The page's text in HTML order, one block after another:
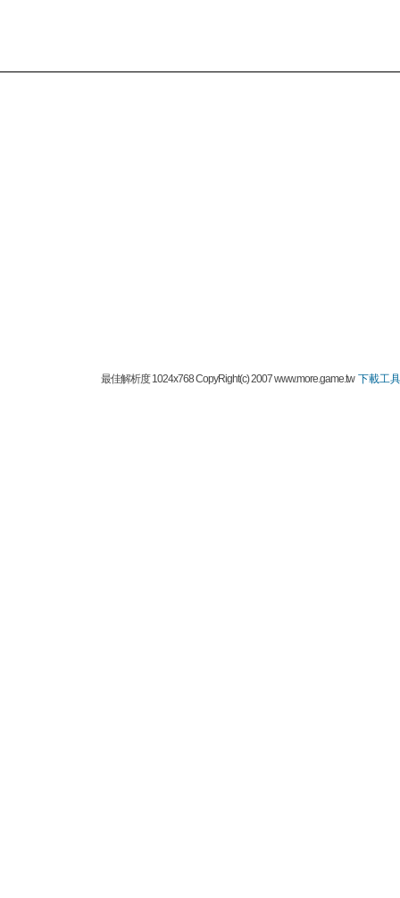
最佳解析度 1024x768 CopyRight(c) 2007 www.more.game.tw下載工